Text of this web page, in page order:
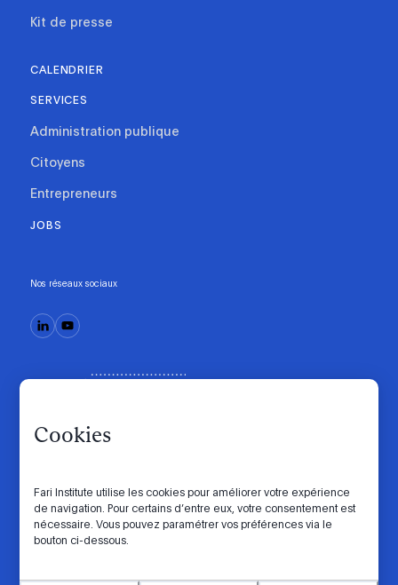
Cookies
Fari Institute utilise les cookies pour améliorer votre expérience
de navigation. Pour certains d’entre eux, votre consentement est
nécessaire. Vous pouvez paramétrer vos préférences via le
bouton ci-dessous.
Kit de presse
CALENDRIER
SERVICES
Administration publique
Citoyens
Entrepreneurs
JOBS
Nos réseaux sociaux
Code de conduite Manifesto Intranet
Paramètres des cookies